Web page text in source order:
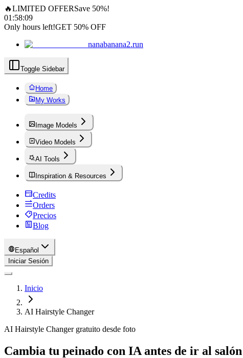
🔥LIMITED OFFERSave 50%!
01 :58:09
Only hours left!GET 50% OFF
nanabanana2.run
Toggle Sidebar
Home
My Works
Image Models
Video Models
AI Tools
Inspiration & Resources
Credits
Orders
Precios
Blog
Español
Iniciar Sesión
Inicio
AI Hairstyle Changer
AI Hairstyle Changer gratuito desde foto
Cambia tu peinado con IA antes de ir al salón